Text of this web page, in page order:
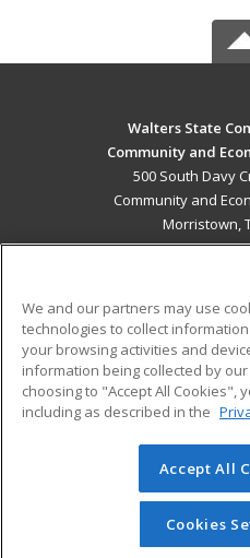
Walters State
Community and
500 South Davy
Community and
Morristown,
ADDITIONAL
Military
Financial Assistance
Help
© 2026 ed2go, a division of
reserved. The material on
redistributed unless you
permission from
We and our partners may use
technologies to collect
your browsing activities and
information being collected by
choosing to "Accept All Cookies",
including as described in the
Accept All
Cookies